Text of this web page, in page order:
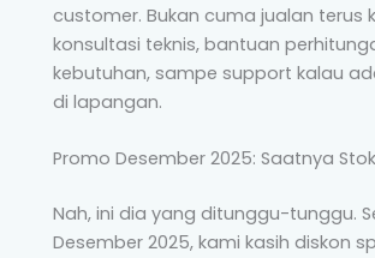
customer. Bukan cuma jualan terus
konsultasi teknis, bantuan
kebutuhan, sampe support kalau
di lapangan.
Promo Desember 2025: Saatnya
Nah, ini dia yang ditunggu-tunggu.
Desember 2025, kami kasih diskon